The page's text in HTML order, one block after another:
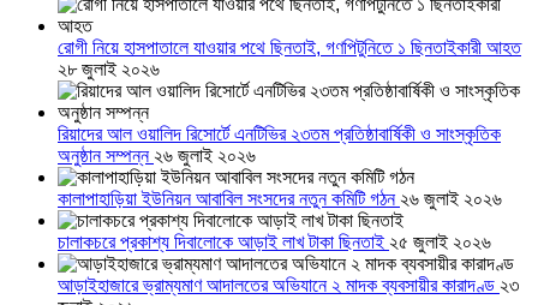
রোগী নিয়ে হাসপাতালে যাওয়ার পথে ছিনতাই, গণপিটুনিতে ১ ছিনতাইকারী আহত
২৮ জুলাই ২০২৬
রিয়াদের আল ওয়ালিদ রিসোর্টে এনটিভির ২৩তম প্রতিষ্ঠাবার্ষিকী ও সাংস্কৃতিক
অনুষ্ঠান সম্পন্ন ২৬ জুলাই ২০২৬
কালাপাহাড়িয়া ইউনিয়ন আবাবিল সংসদের নতুন কমিটি গঠন ২৬ জুলাই ২০২৬
চালাকচরে প্রকাশ্য দিবালোকে আড়াই লাখ টাকা ছিনতাই ২৫ জুলাই ২০২৬
আড়াইহাজারে ভ্রাম্যমাণ আদালতের অভিযানে ২ মাদক ব্যবসায়ীর কারাদণ্ড ২৩